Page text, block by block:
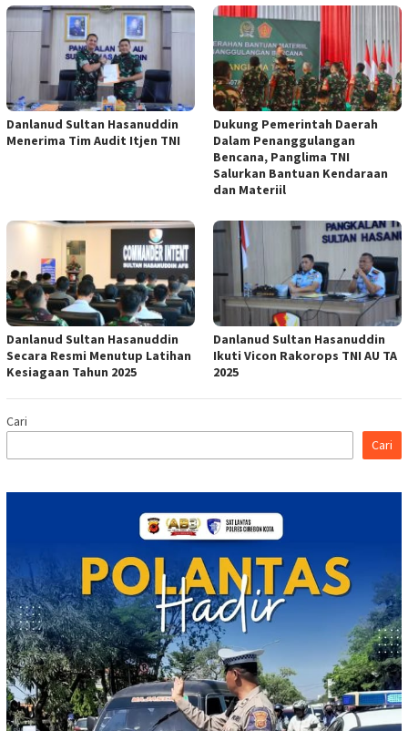
Danlanud Sultan Hasanuddin
Menerima Tim Audit Itjen TNI
Dukung Pemerintah Daerah
Dalam Penanggulangan
Bencana, Panglima TNI
Salurkan Bantuan Kendaraan
dan Materiil
Danlanud Sultan Hasanuddin
Secara Resmi Menutup Latihan
Kesiagaan Tahun 2025
Danlanud Sultan Hasanuddin
Ikuti Vicon Rakorops TNI AU TA
2025
Cari
Cari